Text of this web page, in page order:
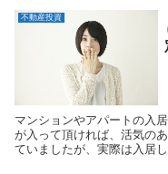
不動産投資
マンションやアパートの入
が入って頂ければ、活気の
ていましたが、実際は入居